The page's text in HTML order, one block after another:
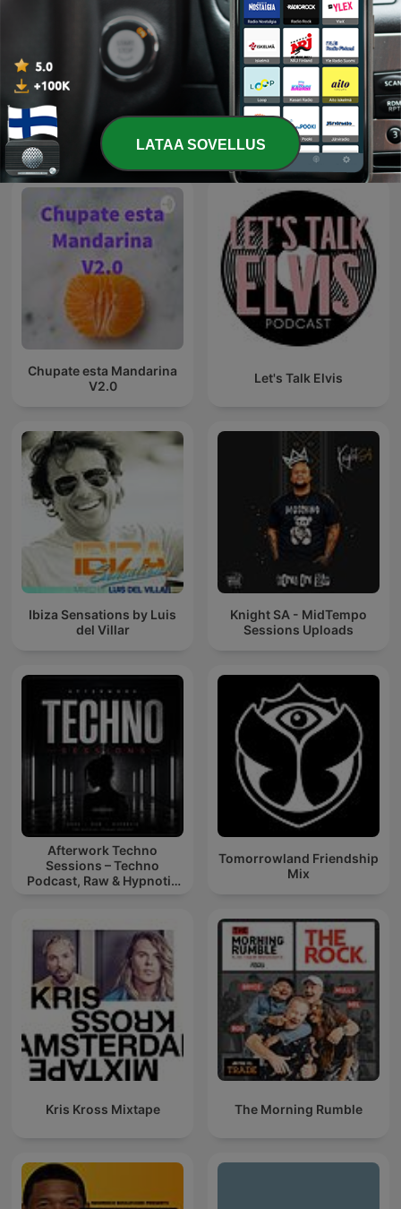
HIT MIX Myanmar Thingyan Songs
Kansainväliset Musiikki-podcastit
Chupate esta Mandarina
V2.0
Let's Talk Elvis
Ibiza Sensations by Luis
del Villar
Knight SA - MidTempo
Sessions Uploads
Afterwork Techno
Sessions – Techno
Podcast, Raw & Hypnotic
Tomorrowland Friendship
Mix
Kris Kross Mixtape The Morning Rumble
LATAA SOVELLUS